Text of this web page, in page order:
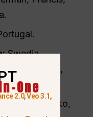
Swedia,
Swiss,
Republik Ceko,
One
2.0,Veo 3.1,